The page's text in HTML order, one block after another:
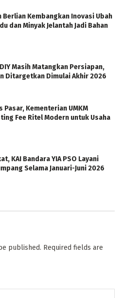
Berlian Kembangkan Inovasi Ubah
dan Minyak Jelantah Jadi Bahan
Masih Matangkan Persiapan,
Ditargetkan Dimulai Akhir 2026
Pasar, Kementerian UMKM
Fee Ritel Modern untuk Usaha
KAI Bandara YIA PSO Layani
Selama Januari-Juni 2026
published. Required fields are